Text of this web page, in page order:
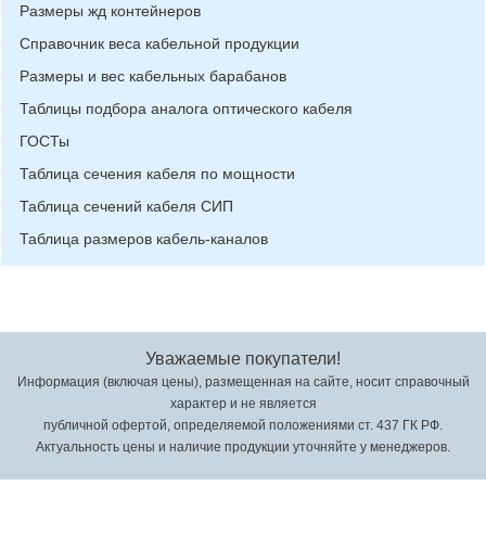
Размеры жд контейнеров
Справочник веса кабельной продукции
Размеры и вес кабельных барабанов
Таблицы подбора аналога оптического кабеля
ГОСТы
Таблица сечения кабеля по мощности
Таблица сечений кабеля СИП
Таблица размеров кабель-каналов
Уважаемые покупатели!
Информация (включая цены), размещенная на сайте, носит справочный
характер и не является
публичной офертой, определяемой положениями ст. 437 ГК РФ.
Актуальность цены и наличие продукции уточняйте у менеджеров.